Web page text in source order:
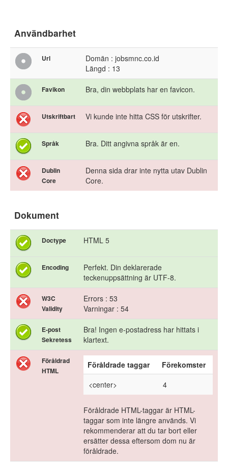
Användbarhet
Url
Domän : jobsmnc.co.id
Längd : 13
Favikon Bra, din webbplats har en favicon.
Utskriftbart Vi kunde inte hitta CSS för utskrifter.
Språk Bra. Ditt angivna språk är en.
Dublin
Core
Denna sida drar inte nytta utav Dublin
Core.
Dokument
Doctype HTML 5
Encoding
Perfekt. Din deklarerade
teckenuppsättning är UTF-8.
W3C
Validity
Errors : 53
Varningar : 54
E-post
Sekretess
Bra! Ingen e-postadress har hittats i
klartext.
Föråldrad
HTML
Föråldrade taggar
Förekomster
<center>
4
Föråldrade HTML-taggar är HTML-
taggar som inte längre används. Vi
rekommenderar att du tar bort eller
ersätter dessa eftersom dom nu är
föråldrade.